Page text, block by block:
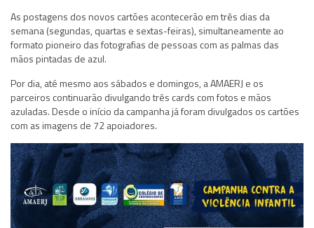
As postagens dos novos cartões acontecerão em três dias da
semana (segundas, quartas e sextas-feiras), simultaneamente ao
formato pioneiro das fotografias de pessoas com as palmas das
mãos pintadas de azul.
Por dia, até mesmo aos sábados e domingos, a AMAERJ e os
parceiros continuarão divulgando três cards com fotos e mãos
azuladas. Desde o início da campanha já foram divulgados os cartões
com as imagens de 72 apoiadores.